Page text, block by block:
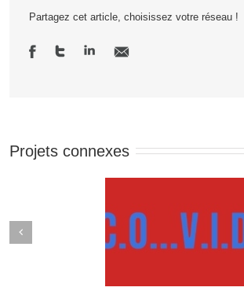
Partagez cet article, choisissez votre réseau !
Projets connexes
Zoom